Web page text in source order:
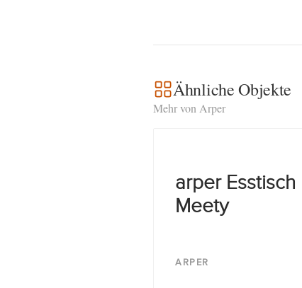
Ähnliche Objekte
Mehr von Arper
arper Esstisch
Meety
ARPER